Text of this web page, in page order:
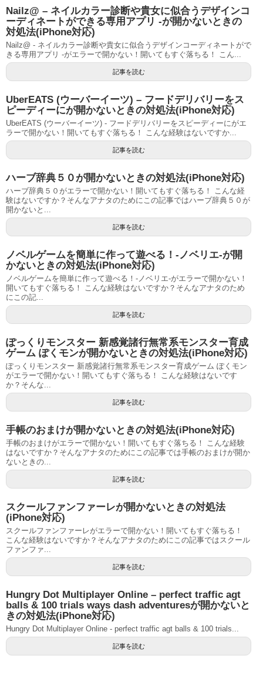
Nailz@ – ネイルカラー診断や貴女に似合うデザインコ
ーディネートができる専用アプリ -が開かないときの
対処法(iPhone対応)
Nailz@ - ネイルカラー診断や貴女に似合うデザインコーディネートがで
きる専用アプリ -がエラーで開かない！開いてもすぐ落ちる！ こん...
記事を読む
UberEATS (ウーバーイーツ) – フードデリバリーをス
ピーディーにが開かないときの対処法(iPhone対応)
UberEATS (ウーバーイーツ) - フードデリバリーをスピーディーにがエ
ラーで開かない！開いてもすぐ落ちる！ こんな経験はないですか...
記事を読む
ハーブ辞典５０が開かないときの対処法(iPhone対応)
ハーブ辞典５０がエラーで開かない！開いてもすぐ落ちる！ こんな経
験はないですか？そんなアナタのためにこの記事ではハーブ辞典５０が
開かないと...
記事を読む
ノベルゲームを簡単に作って遊べる！-ノベリエ-が開
かないときの対処法(iPhone対応)
ノベルゲームを簡単に作って遊べる！-ノベリエ-がエラーで開かない！
開いてもすぐ落ちる！ こんな経験はないですか？そんなアナタのため
にこの記...
記事を読む
ぽっくりモンスター 新感覚諸行無常系モンスター育成
ゲーム ぽくモンが開かないときの対処法(iPhone対応)
ぽっくりモンスター 新感覚諸行無常系モンスター育成ゲーム ぽくモン
がエラーで開かない！開いてもすぐ落ちる！ こんな経験はないです
か？そんな...
記事を読む
手帳のおまけが開かないときの対処法(iPhone対応)
手帳のおまけがエラーで開かない！開いてもすぐ落ちる！ こんな経験
はないですか？そんなアナタのためにこの記事では手帳のおまけが開か
ないときの...
記事を読む
スクールファンファーレが開かないときの対処法
(iPhone対応)
スクールファンファーレがエラーで開かない！開いてもすぐ落ちる！
こんな経験はないですか？そんなアナタのためにこの記事ではスクール
ファンファ...
記事を読む
Hungry Dot Multiplayer Online – perfect traffic agt
balls & 100 trials ways dash adventuresが開かないと
きの対処法(iPhone対応)
Hungry Dot Multiplayer Online - perfect traffic agt balls & 100 trials...
記事を読む